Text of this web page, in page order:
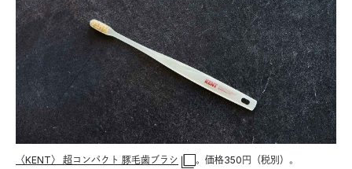
〈KENT〉 超コンパクト 豚毛歯ブラシ 。価格350円（税別）。